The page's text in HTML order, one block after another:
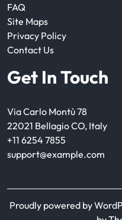
FAQ
Site Maps
Privacy Policy
Contact Us
Get In Touch
Via Carlo Montù 78
22021 Bellagio CO, Italy
+11 6254 7855
support@example.com
Proudly powered by